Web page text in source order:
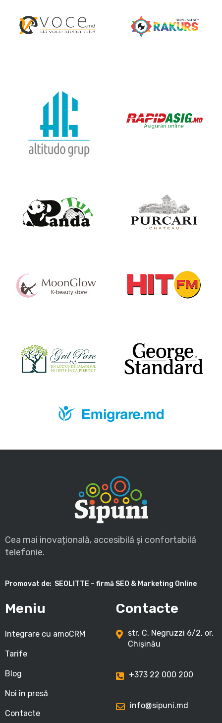
Cea mai inovațională, accesibilă și confortabilă
telefonie.
Promovat de: SEOLITTE – firmă SEO & Marketing Online
Meniu
Integrare cu amoCRM
Tarife
Blog
Noi în presă
Contacte
Contacte
str. C. Negruzzi 6/2, or.
Chișinău
+373 22 000 200
info@sipuni.md